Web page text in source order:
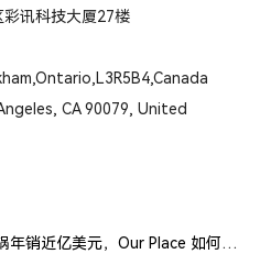
讯科技大厦27楼
CA 90079, United
DTC 厨具品牌出海案例：一口锅年销近亿美元，Our Place 如何建立信任体系